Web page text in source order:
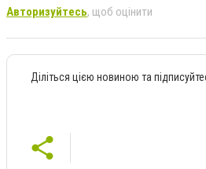
Авторизуйтесь, щоб оцінити
Діліться цією новиною та